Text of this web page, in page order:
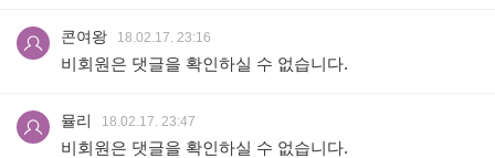
콘여왕 18.02.17. 23:16
비회원은 댓글을 확인하실 수 없습니다.
뮬리 18.02.17. 23:47
비회원은 댓글을 확인하실 수 없습니다.